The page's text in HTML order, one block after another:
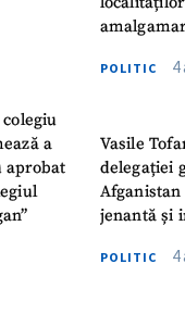
a
aprobat
POLITIC 4
Vasile
delegației
Afganistan
jenantă și
POLITIC 4